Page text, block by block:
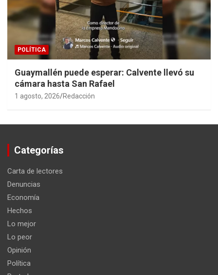
POLÍTICA
Guaymallén puede esperar: Calvente llevó su
cámara hasta San Rafael
1 agosto, 2026 Redacción
Categorías
Carta de lectores
Denuncias
Economía
Hechos
Lo mejor
Lo peor
Opinión
Política